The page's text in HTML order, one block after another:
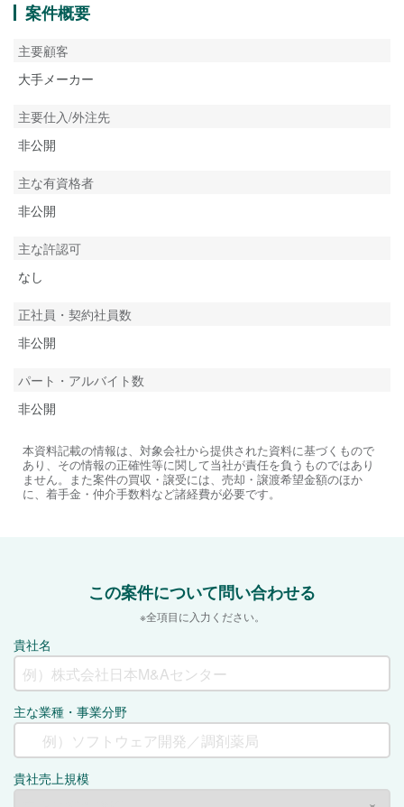
案件概要
主要顧客
大手メーカー
主要仕入/外注先
非公開
主な有資格者
非公開
主な許認可
なし
正社員・契約社員数
非公開
パート・アルバイト数
非公開
本資料記載の情報は、対象会社から提供された資料に基づくもので
あり、その情報の正確性等に関して当社が責任を負うものではあり
ません。また案件の買収・譲受には、売却・譲渡希望金額のほか
に、着手金・仲介手数料など諸経費が必要です。